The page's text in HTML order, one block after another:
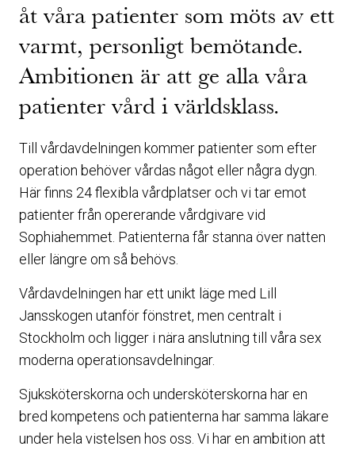
åt våra patienter som möts av ett
varmt, personligt bemötande.
Ambitionen är att ge alla våra
patienter vård i världsklass.
Till vårdavdelningen kommer patienter som efter
operation behöver vårdas något eller några dygn.
Här finns 24 flexibla vårdplatser och vi tar emot
patienter från opererande vårdgivare vid
Sophiahemmet. Patienterna får stanna över natten
eller längre om så behövs.
Vårdavdelningen har ett unikt läge med Lill
Jansskogen utanför fönstret, men centralt i
Stockholm och ligger i nära anslutning till våra sex
moderna operationsavdelningar.
Sjuksköterskorna och undersköterskorna har en
bred kompetens och patienterna har samma läkare
under hela vistelsen hos oss. Vi har en ambition att